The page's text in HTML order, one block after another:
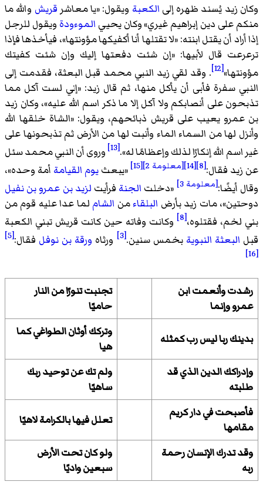
وكان زيد يُسند ظهره إلى الكعبة ويقول: «يا معاشر قريش والله ما
منكم على دين إبراهيم غيري» وكان يحيي الموءودة ويقول للرجل
إذا أراد أن يقتل ابنته: «لا تقتلها أنا أكفيكها مؤونتها»، فيأخذها فإذا
ترعرعت قال لأبيها: «إن شئت دفعتها إليك وإن شئت كفيتك
مؤونتها»[12]
. وقد لقي زيد النبي محمد قبل البعثة، فقدمت إلى
النبي سفرة فأبى أن يأكل منها، ثم قال زيد: «إني لست آكل مما
تذبحون على أنصابكم ولا آكل إلا ما ذكر اسم الله عليه»، وكان زيد
بن عمرو يعيب على قريش ذبائحهم، ويقول: «الشاة خلقها الله
وأنزل لها من السماء الماء وأنبت لها من الأرض ثم تذبحونها على
غير اسم الله إنكارًا لذلك وإعظامًا له».[13]
وروى أن النبي محمد سئل
عن زيد فقال:[8]
[14] [معلومة 2] [15]
«يبعثيوم القيامة أمة وحده»،
وقال أيضًا:[معلومة 3] «دخلت الجنة فرأيت لزيد بن عمرو بن نفيل
دوحتين»، مات زيد بأرض البلقاءمن الشام لما عدا عليه قوم من
بني لخم، فقتلوه،[8]
وكانت وفاته حين كانت قريش تبني الكعبة
قبل البعثة النبوية بخمس سنين.[3] ورثاه ورقة بن نوفل فقال:[5]
[16]
رشدت وأنعمت ابن
عمرو وإنما
تجنبت تنورًا من النار
حاميًا
بدينك ربا ليس رب كمثله
وتركك أوثان الطواغي كما
هيا
وإدراكك الدين الذي قد
طلبته
ولم تك عن توحيد ربك
ساهيًا
فأصبحت في دار كريم
مقامها
تعلل فيها بالكرامة لاهيًا
وقد تدرك الإنسان رحمة
ربه
ولو كان تحت الأرض
سبعين واديًا